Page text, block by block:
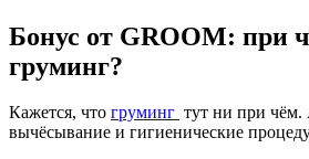
Бонус от GROOM: при
груминг?
Кажется, что груминг тут ни при чём.
вычёсывание и гигиенические